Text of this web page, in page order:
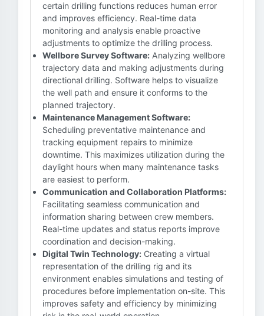
certain drilling functions reduces human error
and improves efficiency. Real-time data
monitoring and analysis enable proactive
adjustments to optimize the drilling process.
Wellbore Survey Software: Analyzing wellbore
trajectory data and making adjustments during
directional drilling. Software helps to visualize
the well path and ensure it conforms to the
planned trajectory.
Maintenance Management Software:
Scheduling preventative maintenance and
tracking equipment repairs to minimize
downtime. This maximizes utilization during the
daylight hours when many maintenance tasks
are easiest to perform.
Communication and Collaboration Platforms:
Facilitating seamless communication and
information sharing between crew members.
Real-time updates and status reports improve
coordination and decision-making.
Digital Twin Technology: Creating a virtual
representation of the drilling rig and its
environment enables simulations and testing of
procedures before implementation on-site. This
improves safety and efficiency by minimizing